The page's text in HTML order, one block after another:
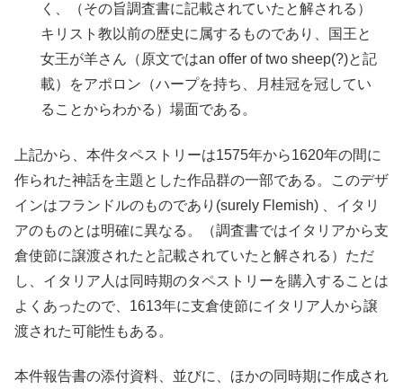
く、（その旨調査書に記載されていたと解される）
キリスト教以前の歴史に属するものであり、国王と
女王が羊さん（原文ではan offer of two sheep(?)と記
載）をアポロン（ハープを持ち、月桂冠を冠してい
ることからわかる）場面である。
上記から、本件タペストリーは1575年から1620年の間に
作られた神話を主題とした作品群の一部である。このデザ
インはフランドルのものであり(surely Flemish) 、イタリ
アのものとは明確に異なる。（調査書ではイタリアから支
倉使節に譲渡されたと記載されていたと解される）ただ
し、イタリア人は同時期のタペストリーを購入することは
よくあったので、1613年に支倉使節にイタリア人から譲
渡された可能性もある。
本件報告書の添付資料、並びに、ほかの同時期に作成され